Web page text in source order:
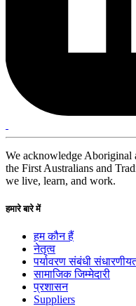
We acknowledge Aboriginal
the First Australians and
we live, learn, and work.
हमारे बारे में
हम कौन हैं
नेतृत्व
पर्यावरण संबंधी
सामाजिक जिम्मेदारी
प्रशासन
Suppliers